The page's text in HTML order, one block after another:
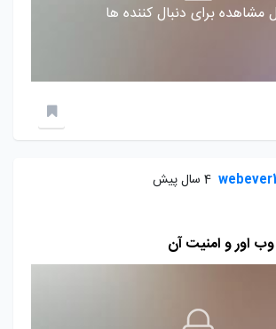
مشاهده برای دنبال کننده ها
4 سال پیش
اور و امنیت آن